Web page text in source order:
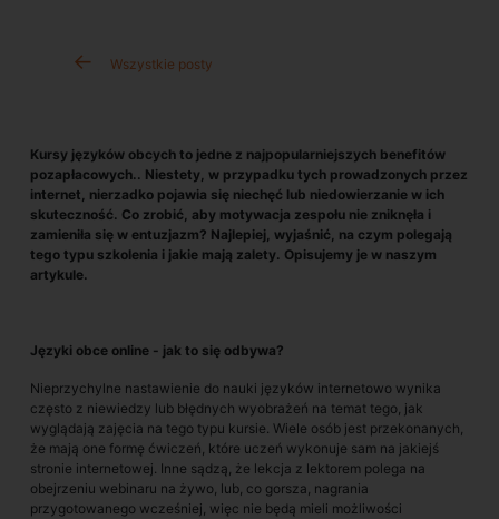
Wszystkie posty
Kursy języków obcych to jedne z najpopularniejszych benefitów
pozapłacowych.. Niestety, w przypadku tych prowadzonych przez
internet, nierzadko pojawia się niechęć lub niedowierzanie w ich
skuteczność. Co zrobić, aby motywacja zespołu nie zniknęła i
zamieniła się w entuzjazm? Najlepiej, wyjaśnić, na czym polegają
tego typu szkolenia i jakie mają zalety. Opisujemy je w naszym
artykule.
Języki obce online - jak to się odbywa?
Nieprzychylne nastawienie do nauki języków internetowo wynika
często z niewiedzy lub błędnych wyobrażeń na temat tego, jak
wyglądają zajęcia na tego typu kursie. Wiele osób jest przekonanych,
że mają one formę ćwiczeń, które uczeń wykonuje sam na jakiejś
stronie internetowej. Inne sądzą, że lekcja z lektorem polega na
obejrzeniu webinaru na żywo, lub, co gorsza, nagrania
przygotowanego wcześniej, więc nie będą mieli możliwości